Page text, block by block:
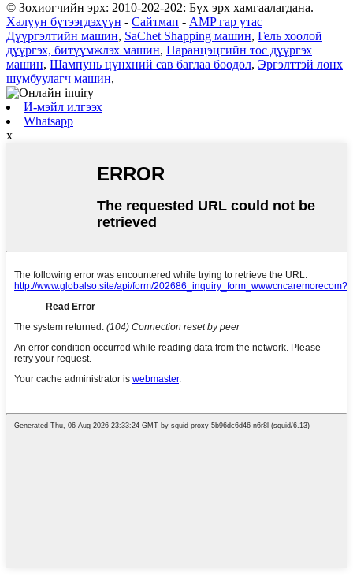
© Зохиогчийн эрх: 2010-202-202: Бүх эрх хамгаалагдана.
Халуун бүтээгдэхүүн - Сайтмап - AMP гар утас
Дүүргэлтийн машин, SaChet Shapping машин, Гель хоолой
дүүргэх, битүүмжлэх машин, Наранцэцгийн тос дүүргэх
машин, Шампунь цүнхний сав баглаа боодол, Эргэлттэй лонх
шумбуулагч машин,
И-мэйл илгээх
Whatsapp
x